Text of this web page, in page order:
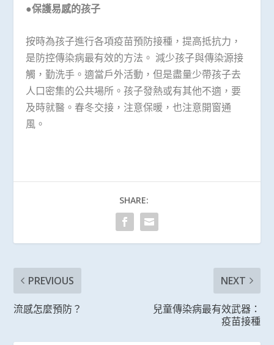
●保護易感的孩子
按時為孩子進行各項疫苗預防接種，提高抵抗力，
是防控傳染病最有效的方法。 減少孩子與傳染源接
觸，勤洗手。適當戶外活動，但是盡量少帶孩子去
人口密集的公共場所。孩子發熱或有其他不適，要
及時就醫。春冬交接，注意保暖，也注意開窗通
風。
SHARE:
PREVIOUS
流感怎麼預防？
NEXT
兒童傳染病最有效武器：
疫苗接種